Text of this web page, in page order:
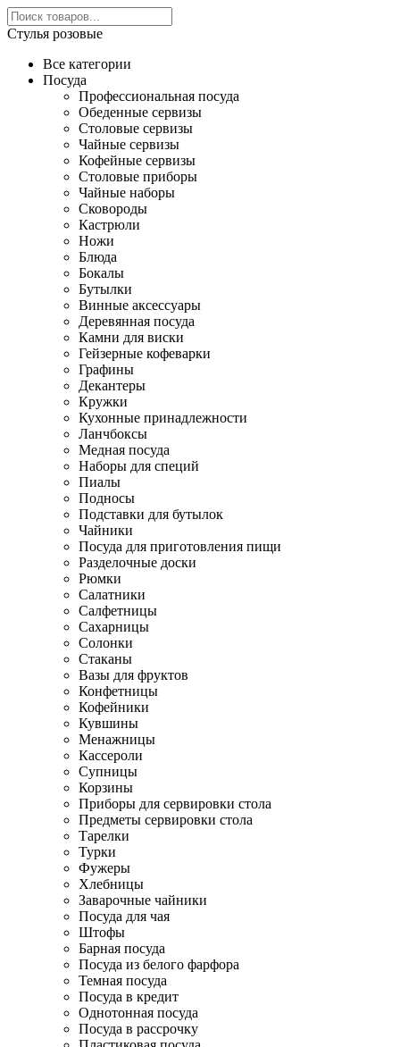
Стулья розовые
Все категории
Посуда
Профессиональная посуда
Обеденные сервизы
Столовые сервизы
Чайные сервизы
Кофейные сервизы
Столовые приборы
Чайные наборы
Сковороды
Кастрюли
Ножи
Блюда
Бокалы
Бутылки
Винные аксессуары
Деревянная посуда
Камни для виски
Гейзерные кофеварки
Графины
Декантеры
Кружки
Кухонные принадлежности
Ланчбоксы
Медная посуда
Наборы для специй
Пиалы
Подносы
Подставки для бутылок
Чайники
Посуда для приготовления пищи
Разделочные доски
Рюмки
Салатники
Салфетницы
Сахарницы
Солонки
Стаканы
Вазы для фруктов
Конфетницы
Кофейники
Кувшины
Менажницы
Кассероли
Супницы
Корзины
Приборы для сервировки стола
Предметы сервировки стола
Тарелки
Турки
Фужеры
Хлебницы
Заварочные чайники
Посуда для чая
Штофы
Барная посуда
Посуда из белого фарфора
Темная посуда
Посуда в кредит
Однотонная посуда
Посуда в рассрочку